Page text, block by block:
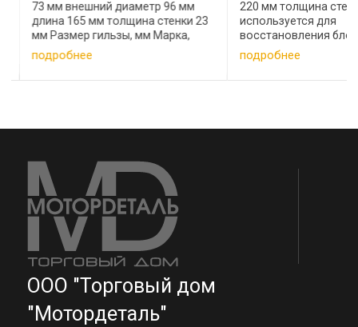
73 мм внешний диаметр 96 мм
длина 165 мм толщина стенки 23
мм Размер гильзы, мм Марка,
модель 79*84*150 Nissan CD17 83,
3*88, 2*135 Suzuki, H25A
79,2*83,2*154 Peugeot XUD7,
подробнее
220 мм толщина
используется для
восстановления
цилиндров при
возможности купить
ремонтную гильзу.
подробнее
ООО "Торговый дом
"Мотордеталь"